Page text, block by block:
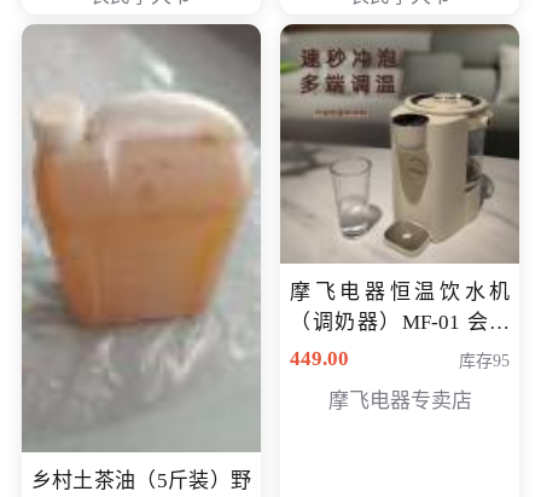
乡村土茶油（5斤装）野
摩飞电器恒温饮水机
（调奶器）MF-01 会员
专享价366元
449.00 库存95
摩飞电器专卖店